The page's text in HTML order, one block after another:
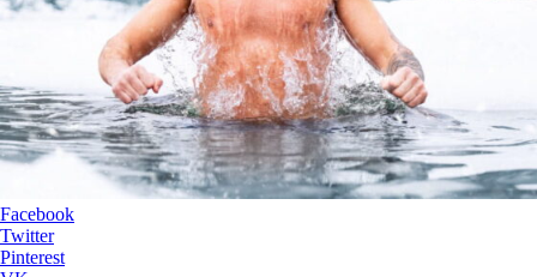
Facebook
Twitter
Pinterest